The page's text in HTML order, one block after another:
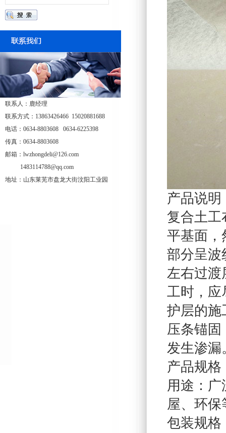
产品说明
复合土工
平基面，
部分呈波
左右过渡
工时，应
护层的施
压条锚固
发生渗漏
产品规格
用途：
屋、环
包装规格
联系人：鹿经理
联系方式：13863426466 15020881688
电话：0634-8803608 0634-6225398
传真：0634-8803608
邮箱：lwzhongdeli@126.com
1483114788@qq.com
地址：山东莱芜市盘龙大街汶阳工业园